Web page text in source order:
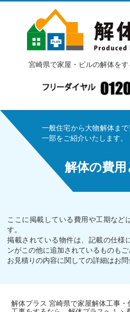
宮崎県で家屋・ビルの解体を
一般住宅から大物解体ま
一部をご紹介いたします。
解体の費
ここに掲載している費用や工期など
す。
掲載されている物件は、記載の仕様
ンがこの他に追加されているものもご
お見積りの内容に関しての詳細はお問
解体プラス 宮崎県で家屋解体工事